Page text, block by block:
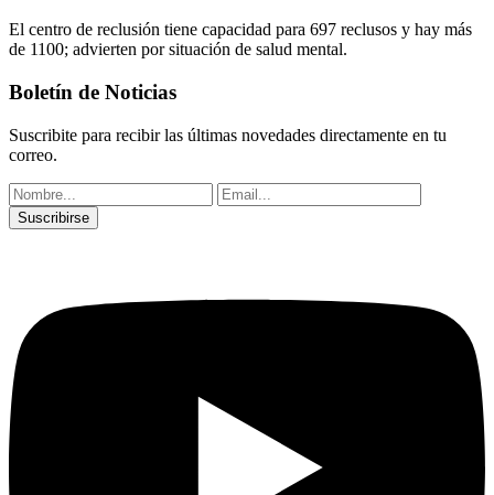
El centro de reclusión tiene capacidad para 697 reclusos y hay más
de 1100; advierten por situación de salud mental.
Boletín de Noticias
Suscribite para recibir las últimas novedades directamente en tu
correo.
Suscribirse